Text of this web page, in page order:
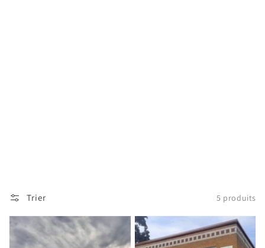
Trier 5 produits